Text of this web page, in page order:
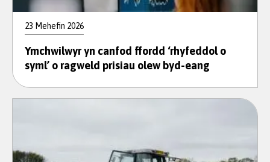
23 Mehefin 2026
Ymchwilwyr yn canfod ffordd ‘rhyfeddol o
syml’ o ragweld prisiau olew byd-eang